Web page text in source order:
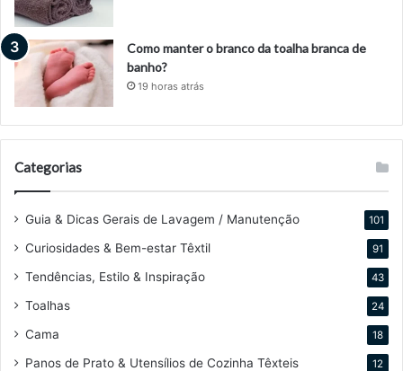
Como manter o branco da toalha branca de
banho?
19 horas atrás
Categorias
Guia & Dicas Gerais de Lavagem / Manutenção 101
Curiosidades & Bem-estar Têxtil 91
Tendências, Estilo & Inspiração 43
Toalhas 24
Cama 18
Panos de Prato & Utensílios de Cozinha Têxteis 12